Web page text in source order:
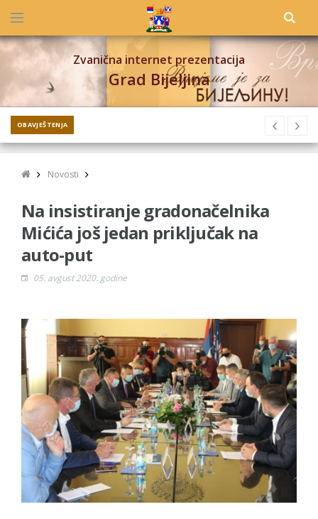
Zvanična internet prezentacija
Grad Bijeljina
OBAVJEŠTENJA
Novosti
Na insistiranje gradonačelnika
Mićića još jedan priključak na
auto-put
05. avgust 2020. godine